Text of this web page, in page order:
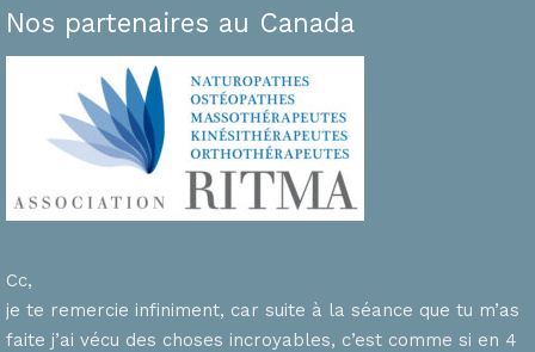
Nos partenaires au Canada
Cc,
je te remercie infiniment, car suite à la séance que tu m’as
faite j’ai vécu des choses incroyables, c’est comme si en 4